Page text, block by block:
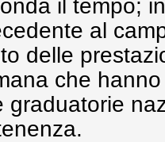
il tempo;
al
delle
che
graduatorie